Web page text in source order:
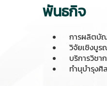
พันธกิจ
การผลิตบัณ
วิจัยเชิงบูร
บริการวิชา
ทำนุบำรุงศิ